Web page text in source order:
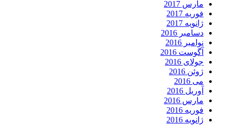
مارس 2017
فوریه 2017
ژانویه 2017
دسامبر 2016
نوامبر 2016
آگوست 2016
جولای 2016
ژوئن 2016
می 2016
آوریل 2016
مارس 2016
فوریه 2016
ژانویه 2016